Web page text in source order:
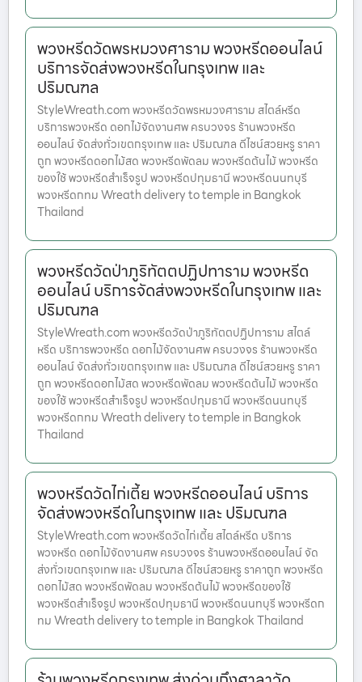
พวงหรีดวัดพรหมวงศาราม พวงหรีดออนไลน์
บริการจัดส่งพวงหรีดในกรุงเทพ และ
ปริมณฑล
StyleWreath.com พวงหรีดวัดพรหมวงศาราม สไตล์หรีด
บริการพวงหรีด ดอกไม้จัดงานศพ ครบวงจร ร้านพวงหรีด
ออนไลน์ จัดส่งทั่วเขตกรุงเทพ และ ปริมณฑล ดีไซน์สวยหรู ราคา
ถูก พวงหรีดดอกไม้สด พวงหรีดพัดลม พวงหรีดต้นไม้ พวงหรีด
ของใช้ พวงหรีดสำเร็จรูป พวงหรีดปทุมธานี พวงหรีดนนทบุรี
พวงหรีดกทม Wreath delivery to temple in Bangkok
Thailand
พวงหรีดวัดป่าภูริทัตตปฏิปทาราม พวงหรีด
ออนไลน์ บริการจัดส่งพวงหรีดในกรุงเทพ และ
ปริมณฑล
StyleWreath.com พวงหรีดวัดป่าภูริทัตตปฏิปทาราม สไตล์
หรีด บริการพวงหรีด ดอกไม้จัดงานศพ ครบวงจร ร้านพวงหรีด
ออนไลน์ จัดส่งทั่วเขตกรุงเทพ และ ปริมณฑล ดีไซน์สวยหรู ราคา
ถูก พวงหรีดดอกไม้สด พวงหรีดพัดลม พวงหรีดต้นไม้ พวงหรีด
ของใช้ พวงหรีดสำเร็จรูป พวงหรีดปทุมธานี พวงหรีดนนทบุรี
พวงหรีดกทม Wreath delivery to temple in Bangkok
Thailand
พวงหรีดวัดไก่เตี้ย พวงหรีดออนไลน์ บริการ
จัดส่งพวงหรีดในกรุงเทพ และ ปริมณฑล
StyleWreath.com พวงหรีดวัดไก่เตี้ย สไตล์หรีด บริการ
พวงหรีด ดอกไม้จัดงานศพ ครบวงจร ร้านพวงหรีดออนไลน์ จัด
ส่งทั่วเขตกรุงเทพ และ ปริมณฑล ดีไซน์สวยหรู ราคาถูก พวงหรีด
ดอกไม้สด พวงหรีดพัดลม พวงหรีดต้นไม้ พวงหรีดของใช้
พวงหรีดสำเร็จรูป พวงหรีดปทุมธานี พวงหรีดนนทบุรี พวงหรีดก
ทม Wreath delivery to temple in Bangkok Thailand